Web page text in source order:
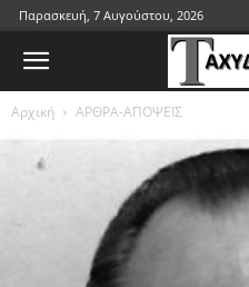
Παρασκευή, 7 Αυγούστου, 2026
Αρχική ΑΡΘΡΑ-ΑΠΟΨΕΙΣ